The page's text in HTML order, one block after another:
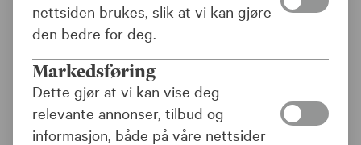
nettsiden brukes, slik at vi kan gjøre
den bedre for deg.
Markedsføring
Dette gjør at vi kan vise deg
relevante annonser, tilbud og
informasjon, både på våre nettsider